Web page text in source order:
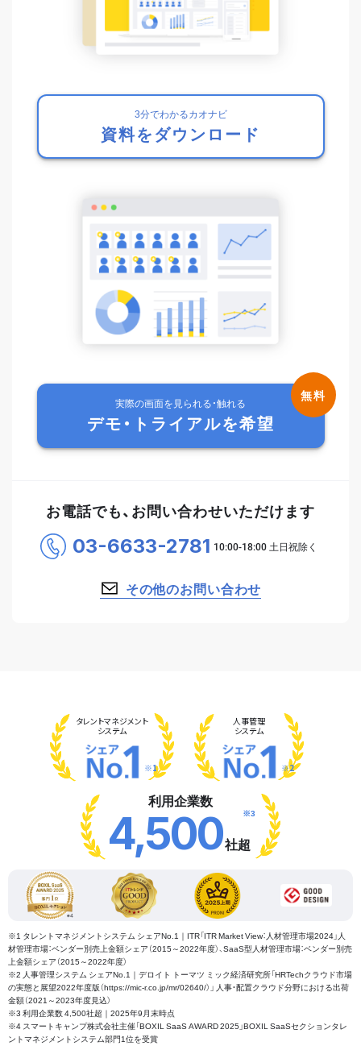
3分でわかるカオナビ
資料をダウンロード
実際の画面を見られる・触れる
デモ・トライアルを希望
お電話でも、お問い合わせいただけます
03-6633-2781
その他のお問い合わせ
タレントマネジメント
システム
※1
人事管理
システム
※2
利用企業数
4,500社超
※3
※1 タレントマネジメントシステム シェアNo.1｜ITR「ITR Market View：人材管理市場2024」人
材管理市場：ベンダー別売上金額シェア（2015～2022年度）、SaaS型人材管理市場：ベンダー別売
上金額シェア（2015～2022年度）
※2 人事管理システム シェアNo.1｜デロイト トーマツ ミック経済研究所「HRTechクラウド市場
の実態と展望2022年度版（https://mic-r.co.jp/mr/02640/）」 人事・配置クラウド分野における出荷
金額（2021～2023年度見込）
※3 利用企業数 4,500社超｜2025年9月末時点
※4 スマートキャンプ株式会社主催「BOXIL SaaS AWARD 2025」BOXIL SaaSセクションタレ
ントマネジメントシステム部門1位を受賞